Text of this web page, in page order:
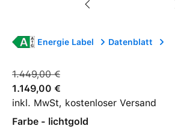
Energie Label Datenblatt
1.449,00 €
1.149,00 €
inkl. MwSt, kostenloser Versand
Farbe - lichtgold